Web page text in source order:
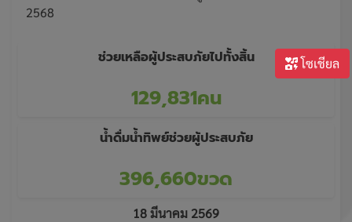
โซเชียล
2568
ช่วยเหลือผู้ประสบภัยไปทั้งสิ้น
129,831คน
น้ำดื่มน้ำทิพย์ช่วยผู้ประสบภัย
396,660ขวด
18 มีนาคม 2569